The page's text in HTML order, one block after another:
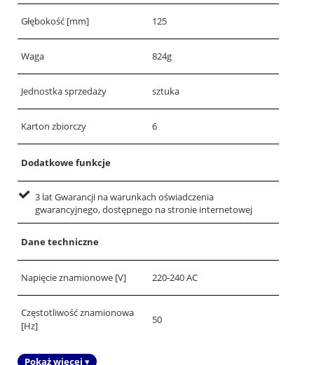
Głębokość [mm] 125
Waga 824g
Jednostka sprzedaży sztuka
Karton zbiorczy 6
Dodatkowe funkcje
3 lat Gwarancji na warunkach oświadczenia
gwarancyjnego, dostępnego na stronie internetowej
Dane techniczne
Napięcie znamionowe [V] 220-240 AC
Częstotliwość znamionowa
[Hz]
50
Pokaż więcej ▾